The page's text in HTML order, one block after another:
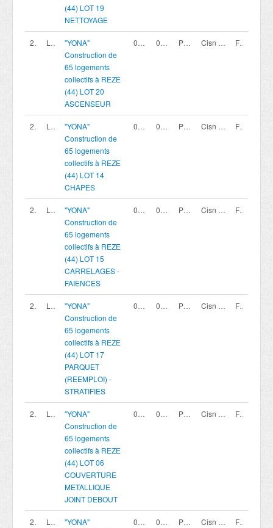
(44) LOT 19
NETTOYAGE
200419809 LOT 20
"YONA"
Construction de
65 logements
collectifs à REZE
(44) LOT 20
ASCENSEUR
02/08/2026 02/10/2026 12:00 Procédure avec négociation - Appel à candidature Cisn coopérative France
200419802 LOT 14
"YONA"
Construction de
65 logements
collectifs à REZE
(44) LOT 14
CHAPES
02/08/2026 02/10/2026 12:00 Procédure avec négociation - Appel à candidature Cisn coopérative France
200419803 LOT 15
"YONA"
Construction de
65 logements
collectifs à REZE
(44) LOT 15
CARRELAGES -
FAIENCES
02/08/2026 02/10/2026 12:00 Procédure avec négociation - Appel à candidature Cisn coopérative France
200419805 LOT 17
"YONA"
Construction de
65 logements
collectifs à REZE
(44) LOT 17
PARQUET
(REEMPLOI) -
STRATIFIES
02/08/2026 02/10/2026 12:00 Procédure avec négociation - Appel à candidature Cisn coopérative France
200419794 LOT 06
"YONA"
Construction de
65 logements
collectifs à REZE
(44) LOT 06
COUVERTURE
METALLIQUE
JOINT DEBOUT
02/08/2026 02/10/2026 12:00 Procédure avec négociation - Appel à candidature Cisn coopérative France
200419796 LOT 08
"YONA"
02/08/2026 02/10/2026 12:00 Procédure avec négociation - Appel à candidature Cisn coopérative France